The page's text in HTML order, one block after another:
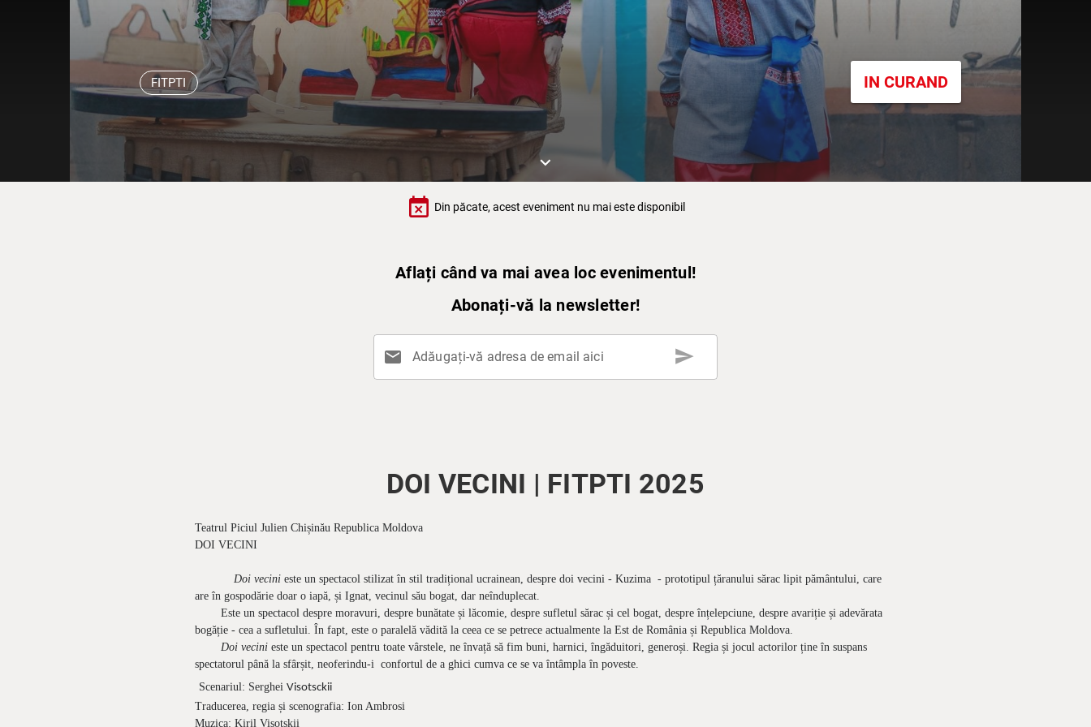
FITPTI IN CURAND
keyboard_arrow_down
event_busy Din păcate, acest eveniment nu mai este disponibil
Aflați când va mai avea loc evenimentul!
Abonați-vă la newsletter!
mail Adăugați-vă adresa de email aici send
DOI VECINI | FITPTI 2025
Teatrul Piciul Julien Chișinău Republica Moldova
DOI VECINI
Doi vecini este un spectacol stilizat în stil tradițional ucrainean, despre doi vecini - Kuzima - prototipul țăranului sărac lipit pământului, care
are în gospodărie doar o iapă, și Ignat, vecinul său bogat, dar neînduplecat.
Este un spectacol despre moravuri, despre bunătate și lăcomie, despre sufletul sărac și cel bogat, despre înțelepciune, despre avariție și adevărata
bogăție - cea a sufletului. În fapt, este o paralelă vădită la ceea ce se petrece actualmente la Est de România și Republica Moldova.
Doi vecini este un spectacol pentru toate vârstele, ne învață să fim buni, harnici, îngăduitori, generoși. Regia și jocul actorilor ține în suspans
spectatorul până la sfârșit, neoferindu-i confortul de a ghici cumva ce se va întâmpla în poveste.
Scenariul: Serghei Visotsckii
Traducerea, regia și scenografia: Ion Ambrosi
Muzica: Kiril Visotskii